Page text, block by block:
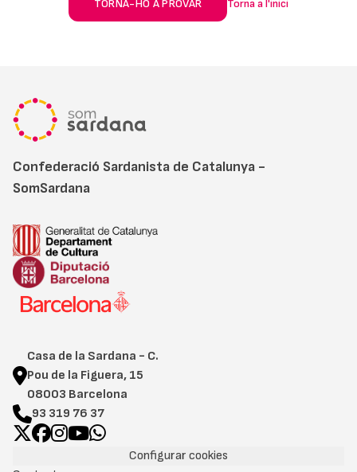
TORNA-HO A PROVAR Torna a l'inici
Confederació Sardanista de Catalunya -
SomSardana
Casa de la Sardana - C.
Pou de la Figuera, 15
08003 Barcelona
93 319 76 37
Configurar cookies